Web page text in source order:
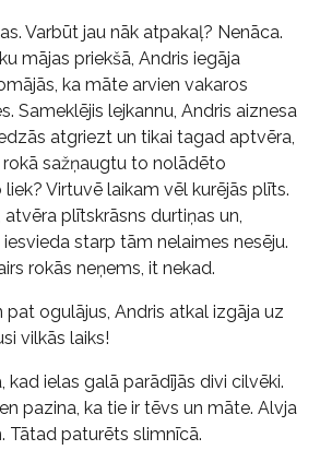
Varbūt jau nāk atpakaļ? Nenāca.
mājas priekšā, Andris iegāja
ka māte arvien vakaros
Sameklējis lejkannu, Andris aiznesa
atgriezt un tikai tagad aptvēra,
rokā sažņaugtu to nolādēto
liek? Virtuvē laikam vēl kurējās plīts.
atvēra plītskrāsns durtiņas un,
starp tām nelaimes nesēju.
rokās neņems, it nekad.
pat ogulājus, Andris atkal izgāja uz
vilkās laiks!
kad ielas galā parādījās divi cilvēki.
pazina, ka tie ir tēvs un māte. Alvja
Tātad paturēts slimnīcā.